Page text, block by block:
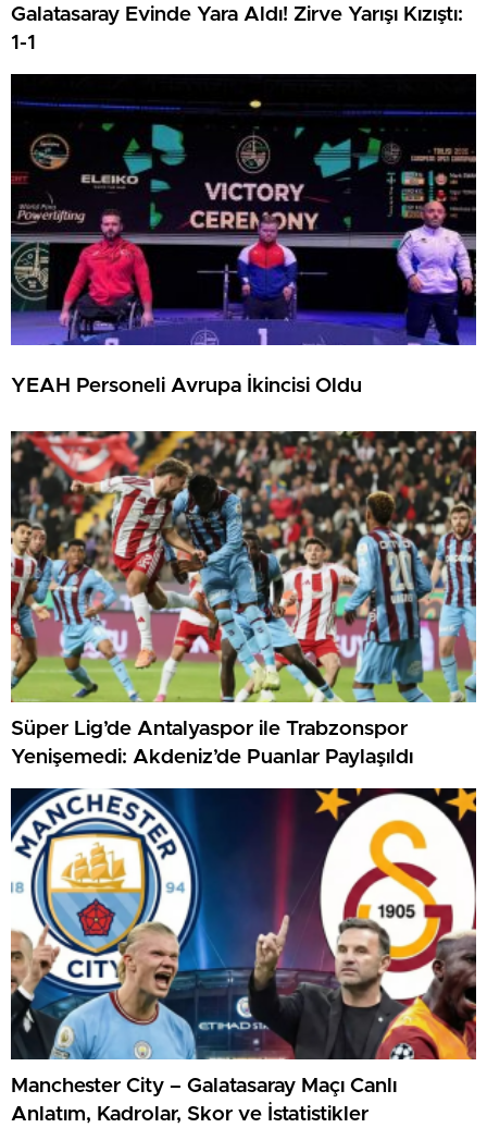
Galatasaray Evinde Yara Aldı! Zirve Yarışı Kızıştı:
1-1
YEAH Personeli Avrupa İkincisi Oldu
Süper Lig’de Antalyaspor ile Trabzonspor
Yenişemedi: Akdeniz’de Puanlar Paylaşıldı
Manchester City – Galatasaray Maçı Canlı
Anlatım, Kadrolar, Skor ve İstatistikler